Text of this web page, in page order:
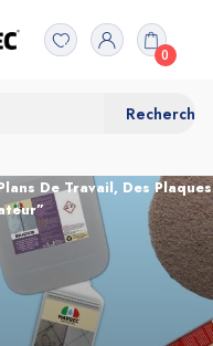
0
De Travail, Des Plaques